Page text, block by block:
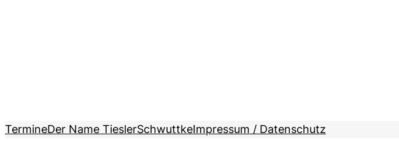
TermineDer Name TieslerSchwuttkeImpressum / Datenschutz